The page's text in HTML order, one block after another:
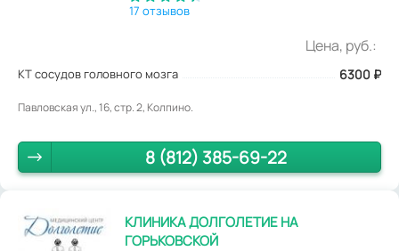
17 отзывов
Цена, руб.:
КТ сосудов головного мозга 6300 ₽
Павловская ул., 16, стр. 2, Колпино.
8 (812) 385-69-22
КЛИНИКА ДОЛГОЛЕТИЕ НА
ГОРЬКОВСКОЙ